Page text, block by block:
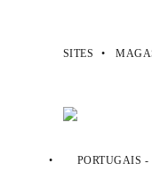
SITES